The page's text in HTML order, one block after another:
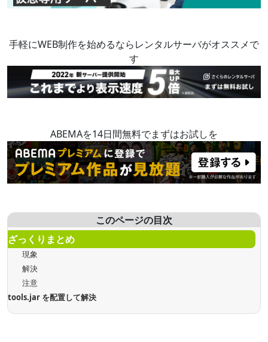
手軽にWEB制作を始めるならレンタルサーバがオススメで
す
ABEMAを14日間無料でまずはお試しを
このページの目次
ざっくりまとめ
現象
解決
注意
tools.jar を配置して解決